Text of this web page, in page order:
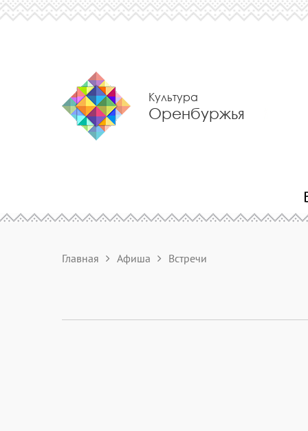
Культура
Оренбуржья
Главная Афиша Встречи